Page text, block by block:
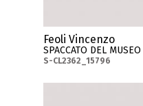
Feoli Vincenzo
SPACCATO DEL MUSEO
S-CL2362_15796